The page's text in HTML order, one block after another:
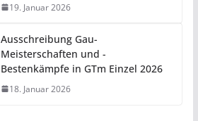
19. Januar 2026
Ausschreibung Gau-
Meisterschaften und -
Bestenkämpfe in GTm Einzel 2026
18. Januar 2026